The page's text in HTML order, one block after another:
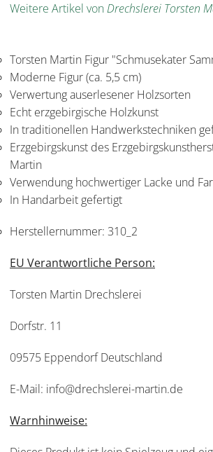
Weitere Artikel vonDrechslerei Torsten
Torsten Martin Figur "Schmusekater
Moderne Figur (ca. 5,5 cm)
Verwertung auserlesener Holzsorten
Echt erzgebirgische Holzkunst
In traditionellen Handwerkstechniken
Erzgebirgskunst des
Martin
Verwendung hochwertiger Lacke und
In Handarbeit gefertigt
Herstellernummer: 310_2
EU Verantwortliche Person:
Torsten Martin Drechslerei
Dorfstr. 11
09575 Eppendorf Deutschland
E-Mail: info@drechslerei-martin.de
Warnhinweise: